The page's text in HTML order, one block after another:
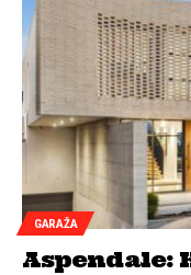
GARAŽA
Aspendale: